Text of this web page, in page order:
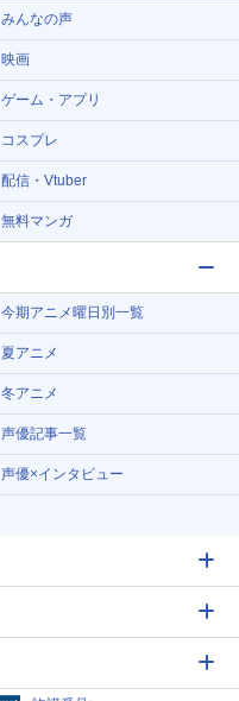
みんなの声
映画
ゲーム・アプリ
コスプレ
配信・Vtuber
無料マンガ
今期アニメ曜日別一覧
夏アニメ
冬アニメ
声優記事一覧
声優×インタビュー